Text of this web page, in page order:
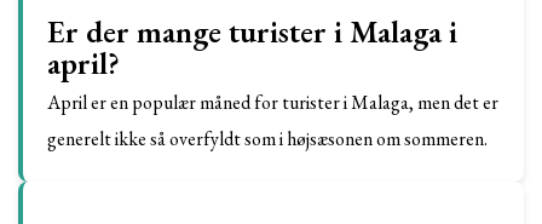
Er der mange turister i Malaga i
april?
April er en populær måned for turister i Malaga, men det er
generelt ikke så overfyldt som i højsæsonen om sommeren.